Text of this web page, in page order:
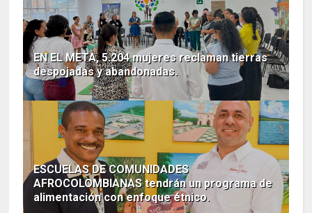
EN EL META, 5.204 mujeres reclaman tierras
despojadas y abandonadas.
ESCUELAS DE COMUNIDADES
AFROCOLOMBIANAS tendrán un programa de
alimentación con enfoque étnico.